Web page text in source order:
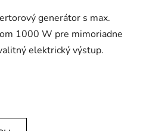
generátor s max.
1000 W pre mimoriadne
elektrický výstup.